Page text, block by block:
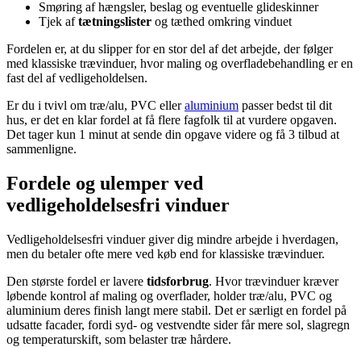
Smøring af hængsler, beslag og eventuelle glideskinner
Tjek aftætningslister og tæthed omkring vinduet
Fordelen er, at du slipper for en stor del af det arbejde, der følger
med klassiske trævinduer, hvor maling og overfladebehandling er en
fast del af vedligeholdelsen.
Er du i tvivl om træ/alu, PVC elleraluminium passer bedst til dit
hus, er det en klar fordel at få flere fagfolk til at vurdere opgaven.
Det tager kun 1 minut at sende din opgave videre og få 3 tilbud at
sammenligne.
Fordele og ulemper ved
vedligeholdelsesfri vinduer
Vedligeholdelsesfri vinduer giver dig mindre arbejde i hverdagen,
men du betaler ofte mere ved køb end for klassiske trævinduer.
Den største fordel er lavere tidsforbrug. Hvor trævinduer kræver
løbende kontrol af maling og overflader, holder træ/alu, PVC og
aluminium deres finish langt mere stabil. Det er særligt en fordel på
udsatte facader, fordi syd- og vestvendte sider får mere sol, slagregn
og temperaturskift, som belaster træ hårdere.